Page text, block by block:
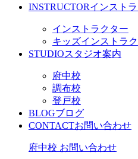
INSTRUCTORインスト
インストラクター
キッズインストラ
STUDIOスタジオ案内
府中校
調布校
登戸校
BLOGブログ
CONTACTお問い合わせ
府中校 お問い合わせ